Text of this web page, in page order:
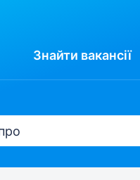
Знайти вакансії